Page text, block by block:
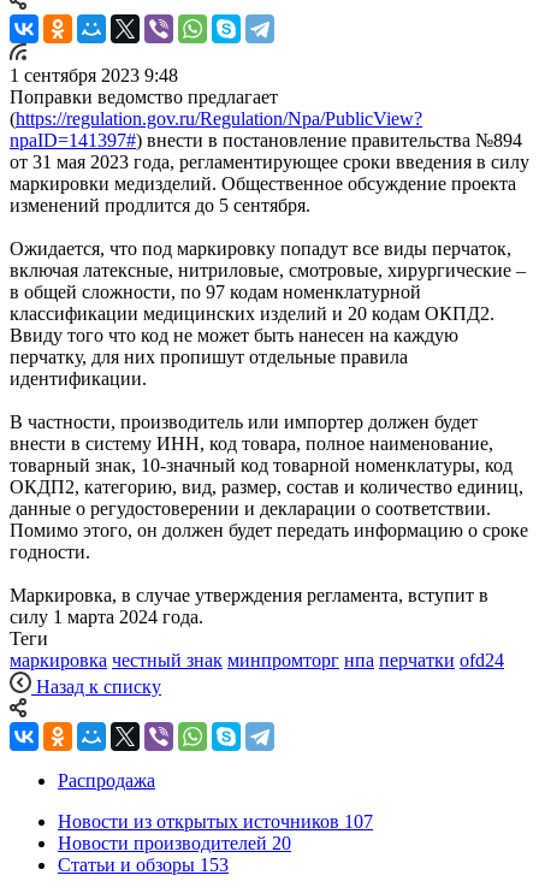
1 сентября 2023 9:48
Поправки ведомство предлагает
(https://regulation.gov.ru/Regulation/Npa/PublicView?
npaID=141397#) внести в постановление правительства №894
от 31 мая 2023 года, регламентирующее сроки введения в силу
маркировки медизделий. Общественное обсуждение проекта
изменений продлится до 5 сентября.
Ожидается, что под маркировку попадут все виды перчаток,
включая латексные, нитриловые, смотровые, хирургические –
в общей сложности, по 97 кодам номенклатурной
классификации медицинских изделий и 20 кодам ОКПД2.
Ввиду того что код не может быть нанесен на каждую
перчатку, для них пропишут отдельные правила
идентификации.
В частности, производитель или импортер должен будет
внести в систему ИНН, код товара, полное наименование,
товарный знак, 10-значный код товарной номенклатуры, код
ОКДП2, категорию, вид, размер, состав и количество единиц,
данные о регудостоверении и декларации о соответствии.
Помимо этого, он должен будет передать информацию о сроке
годности.
Маркировка, в случае утверждения регламента, вступит в
силу 1 марта 2024 года.
Теги
маркировка честный знак минпромторг нпа перчатки ofd24
Назад к списку
Распродажа
Новости из открытых источников 107
Новости производителей 20
Статьи и обзоры 153